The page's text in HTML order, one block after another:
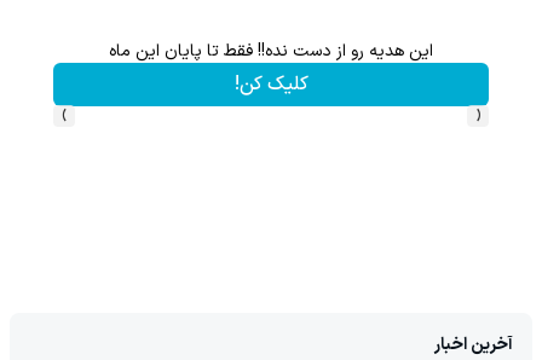
این هدیه رو از دست نده!! فقط تا پایان این ماه
کلیک کن!
‹
›
آخرین اخبار